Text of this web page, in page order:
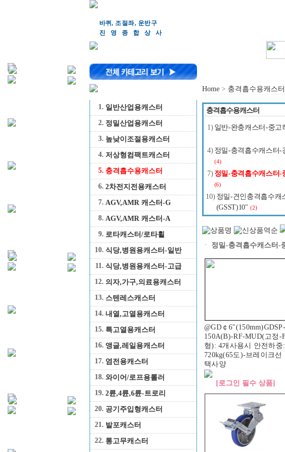
바퀴, 조절좌, 운반구
진영종합상 사
1. 일반산업용캐스터
2. 정밀산업용캐스터
3. 높낮이조절용캐스터
4. 저상형컴팩트캐스터
5. 충격흡수용캐스터
6. 2차전지전용캐스터
7. AGV,AMR 캐스터-G
8. AGV,AMR 캐스터-A
9. 로타캐스터/로타휠
10. 식당,병원용캐스터-일반
11. 식당,병원용캐스터-고급
12. 의자,가구,의료용캐스터
13. 스텐레스캐스터
14. 내열,고열용캐스터
15. 특고열용캐스터
16. 앵글,레일용캐스터
17. 염전용캐스터
18. 와이어/로프용롤러
19. 2륜,4륜,6륜-트로리
20. 공기주입형캐스터
21. 발포캐스터
22. 통고무캐스터
Home> 충격흡수용캐스터
충격흡수용캐스터
1) 일반-완충캐스터-중고
4) 정밀-충격흡수캐스터-
(4)
7) 정밀-충격흡수캐스터-
(6)
10) 정밀-견인충격흡수캐
(GSST)10" (2)
ㆍ 정밀-충격흡수캐스터-
@GD￠6"(150mm)GDSP-
150A(B)-RF-MUD(고정-
형): 4개사용시 안전하중:
720kg(65도)-브레이크선
택사양
[로그인 필수 상품]